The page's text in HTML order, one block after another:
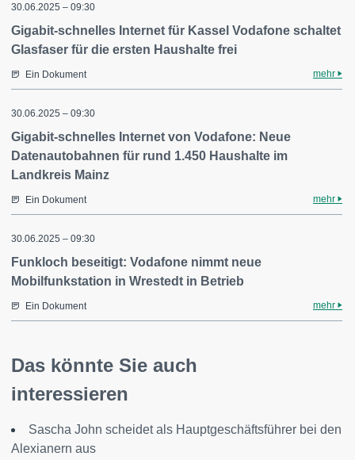
30.06.2025 – 09:30
Gigabit-schnelles Internet für Kassel Vodafone schaltet
Glasfaser für die ersten Haushalte frei
Ein Dokument mehr
30.06.2025 – 09:30
Gigabit-schnelles Internet von Vodafone: Neue
Datenautobahnen für rund 1.450 Haushalte im
Landkreis Mainz
Ein Dokument mehr
30.06.2025 – 09:30
Funkloch beseitigt: Vodafone nimmt neue
Mobilfunkstation in Wrestedt in Betrieb
Ein Dokument mehr
Das könnte Sie auch
interessieren
Sascha John scheidet als Hauptgeschäftsführer bei den
Alexianern aus